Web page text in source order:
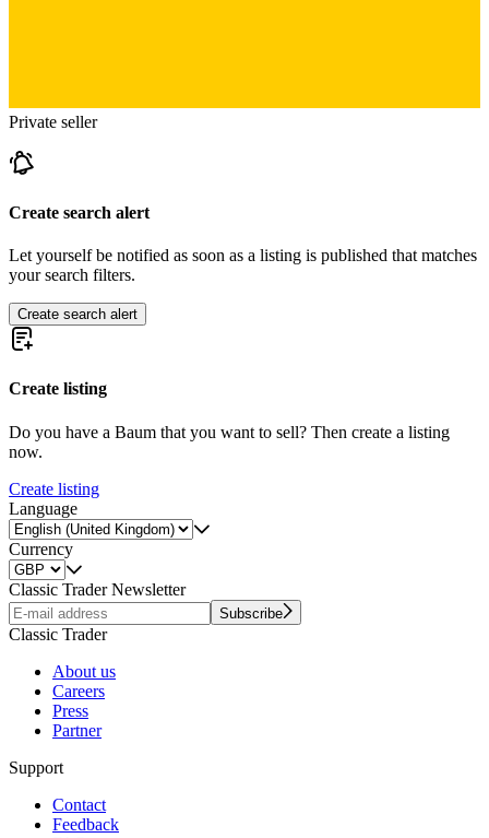
Private seller
Create search alert
Let yourself be notified as soon as a listing is published that matches
your search filters.
Create search alert
Create listing
Do you have a Baum that you want to sell? Then create a listing
now.
Create listing
Language
Currency
Classic Trader Newsletter
Subscribe
Classic Trader
About us
Careers
Press
Partner
Support
Contact
Feedback